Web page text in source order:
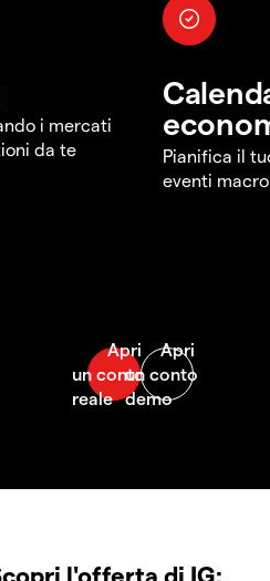
i mercati
da te
Pianifica il
eventi macro
l'offerta di IG: